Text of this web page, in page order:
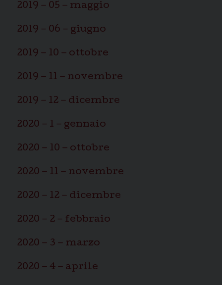
2019 – 05 – maggio
2019 – 06 – giugno
2019 – 10 – ottobre
2019 – 11 – novembre
2019 – 12 – dicembre
2020 – 1 – gennaio
2020 – 10 – ottobre
2020 – 11 – novembre
2020 – 12 – dicembre
2020 – 2 – febbraio
2020 – 3 – marzo
2020 – 4 – aprile